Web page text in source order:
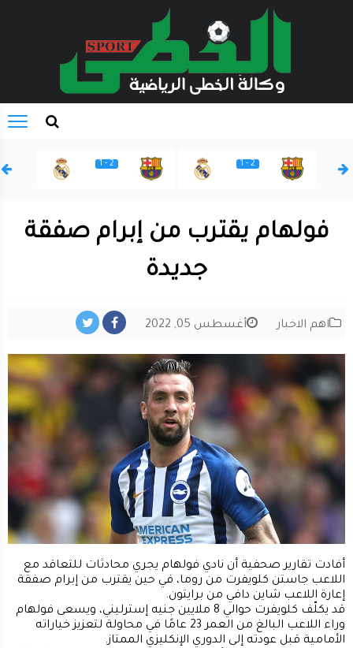
2 - 1
2 - 1
فولهام يقترب من إبرام صفقة
جديدة
اهم الاخبار أغسطس 05, 2022
أفادت تقارير صحفية أن نادي ​فولهام​ يجري محادثات للتعاقد مع
اللاعب جاستن ​كلويفرت​ من ​روما​، في حين يقترب من إبرام صفقة
إعارة اللاعب شاين دافي من برايتون.
قد يكلّف كلويفرت حوالي 8 ملايين جنيه إسترليني، ويسعى فولهام
وراء اللاعب البالغ من العمر 23 عامًا في محاولة لتعزيز خياراته
الأمامية قبل عودته إلى الدوري الإنكليزي الممتاز.